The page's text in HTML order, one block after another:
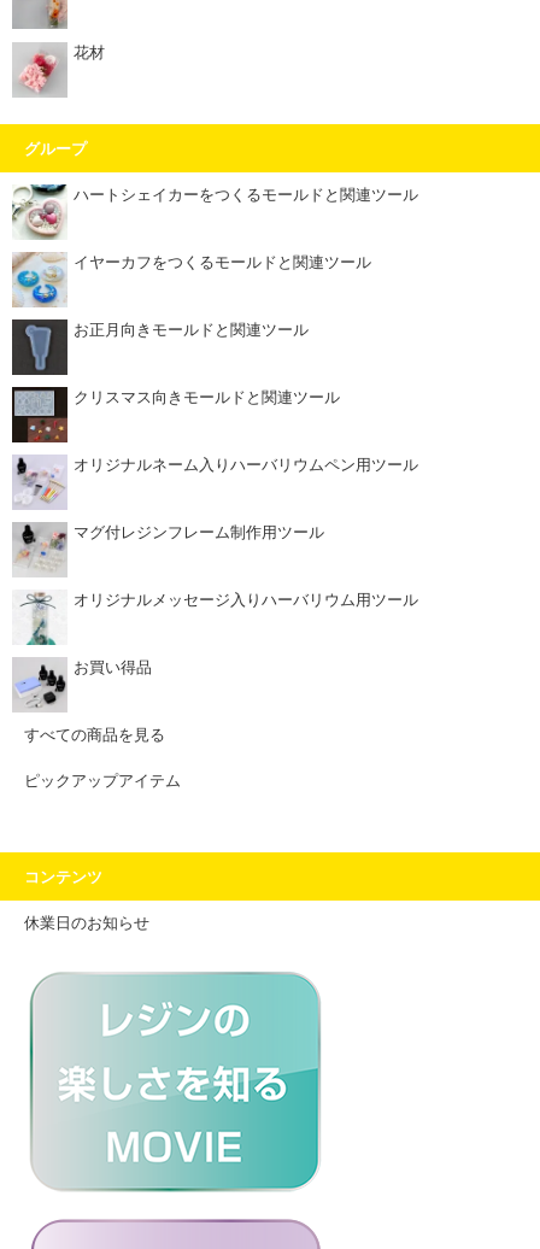
花材
グループ
ハートシェイカーをつくるモールドと関連ツール
イヤーカフをつくるモールドと関連ツール
お正月向きモールドと関連ツール
クリスマス向きモールドと関連ツール
オリジナルネーム入りハーバリウムペン用ツール
マグ付レジンフレーム制作用ツール
オリジナルメッセージ入りハーバリウム用ツール
お買い得品
すべての商品を見る
ピックアップアイテム
コンテンツ
休業日のお知らせ